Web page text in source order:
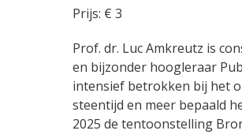
Prijs: € 3
Prof. dr. Luc Amkreutz is
en bijzonder hoogleraar
intensief betrokken bij het
steentijd en meer bepaald
2025 de tentoonstelling